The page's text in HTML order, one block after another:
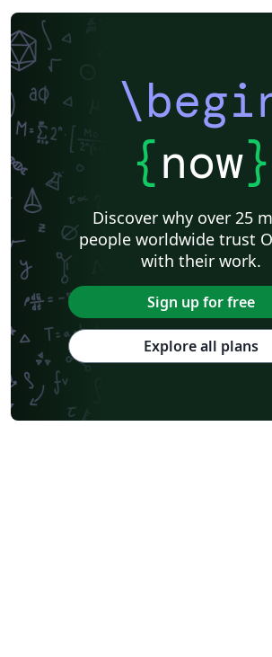
{now}
Discover why over 25
people worldwide trust
with their work.
Sign up for free
Explore all plans